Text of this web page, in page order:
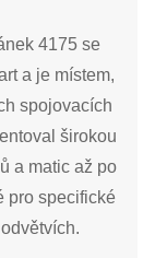
4175 se
a je místem,
spojovacích
širokou
a matic až po
pro specifické